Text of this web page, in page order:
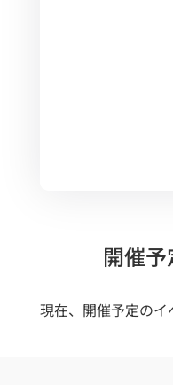
開催
現在、開催予定のイ